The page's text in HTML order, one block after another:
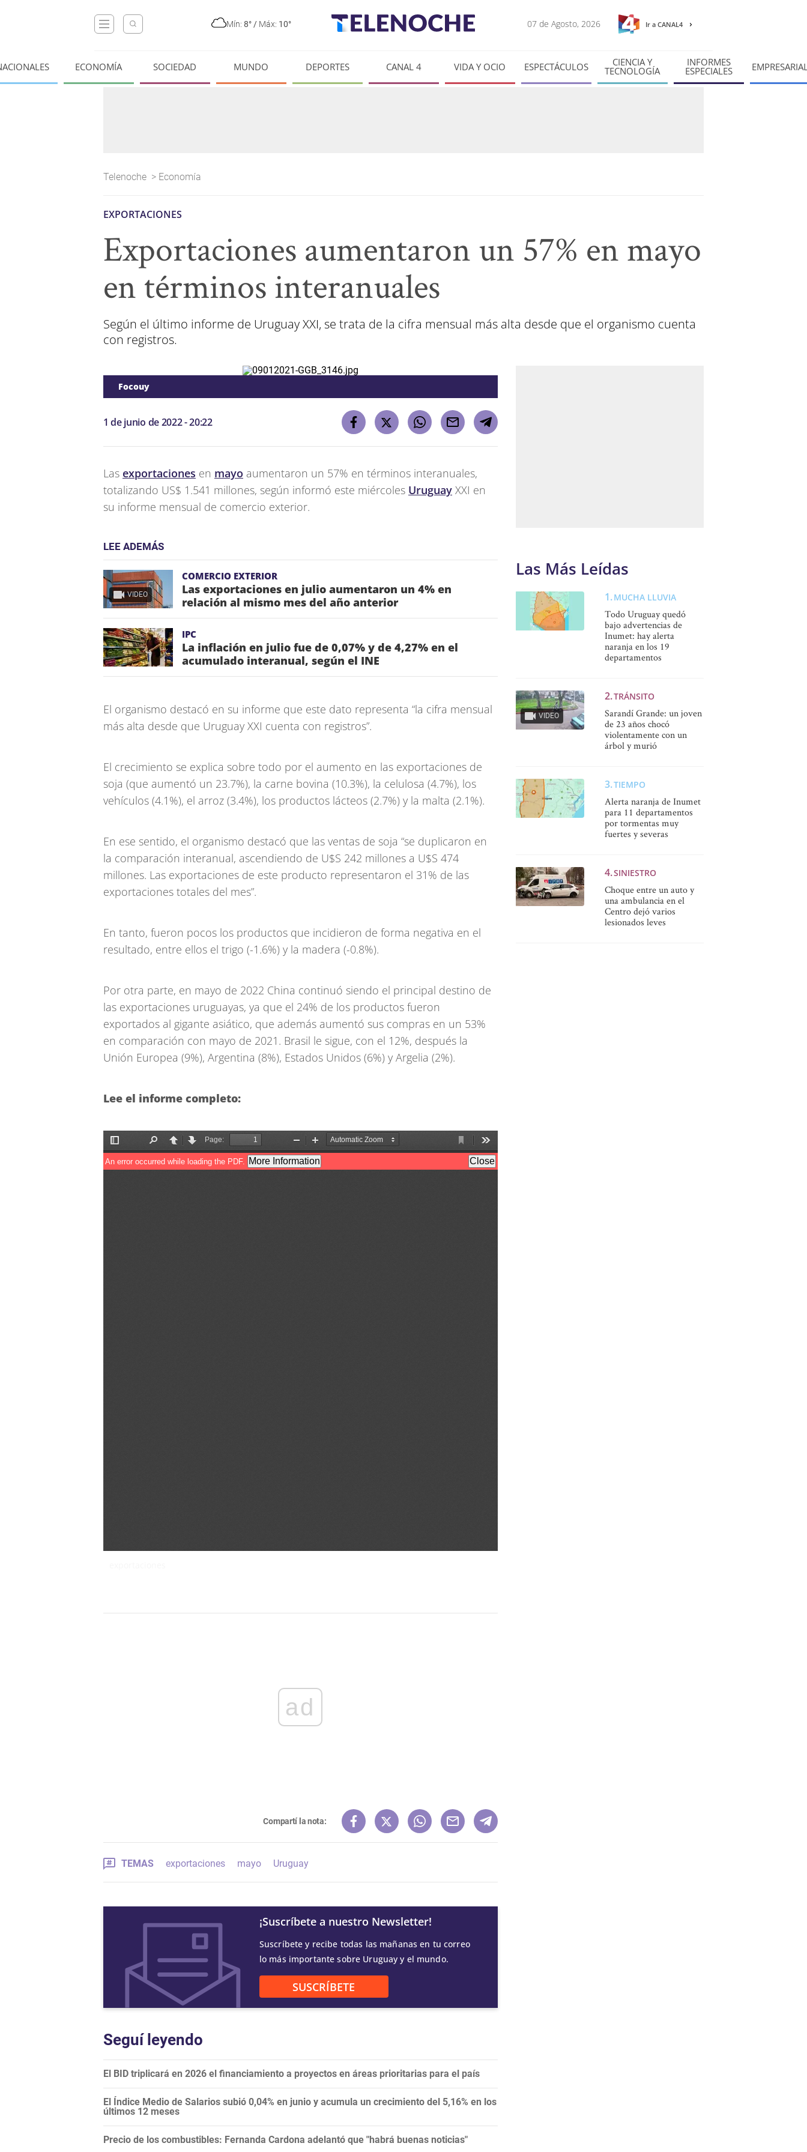
Mín: 8° / Máx: 10° 07 de Agosto, 2026 Ir a CANAL4
ECONOMÍA SOCIEDAD MUNDO DEPORTES CANAL 4 VIDA Y OCIO ESPECTÁCULOS CIENCIA Y
TECNOLOGÍA
INFORMES
ESPECIALES
Telenoche > Economía
EXPORTACIONES
Exportaciones aumentaron un 57% en mayo
en términos interanuales
Según el último informe de Uruguay XXI, se trata de la cifra mensual más alta desde que el organismo cuenta
con registros.
Focouy
1 de junio de 2022 - 20:22
Las exportaciones en mayo aumentaron un 57% en términos interanuales,
totalizando US$ 1.541 millones, según informó este miércoles Uruguay XXI en
su informe mensual de comercio exterior.
LEE ADEMÁS
VIDEO
COMERCIO EXTERIOR
Las exportaciones en julio aumentaron un 4% en
relación al mismo mes del año anterior
IPC
La inflación en julio fue de 0,07% y de 4,27% en el
acumulado interanual, según el INE
El organismo destacó en su informe que este dato representa “la cifra mensual
más alta desde que Uruguay XXI cuenta con registros”.
El crecimiento se explica sobre todo por el aumento en las exportaciones de
soja (que aumentó un 23.7%), la carne bovina (10.3%), la celulosa (4.7%), los
vehículos (4.1%), el arroz (3.4%), los productos lácteos (2.7%) y la malta (2.1%).
En ese sentido, el organismo destacó que las ventas de soja “se duplicaron en
la comparación interanual, ascendiendo de U$S 242 millones a U$S 474
millones. Las exportaciones de este producto representaron el 31% de las
exportaciones totales del mes”.
En tanto, fueron pocos los productos que incidieron de forma negativa en el
resultado, entre ellos el trigo (-1.6%) y la madera (-0.8%).
Por otra parte, en mayo de 2022 China continuó siendo el principal destino de
las exportaciones uruguayas, ya que el 24% de los productos fueron
exportados al gigante asiático, que además aumentó sus compras en un 53%
en comparación con mayo de 2021. Brasil le sigue, con el 12%, después la
Unión Europea (9%), Argentina (8%), Estados Unidos (6%) y Argelia (2%).
Lee el informe completo:
ad
Compartí la nota:
TEMAS exportaciones mayo Uruguay
¡Suscríbete a nuestro Newsletter!
Suscríbete y recibe todas las mañanas en tu correo
lo más importante sobre Uruguay y el mundo.
SUSCRÍBETE
Seguí leyendo
El BID triplicará en 2026 el financiamiento a proyectos en áreas prioritarias para el país
El Índice Medio de Salarios subió 0,04% en junio y acumula un crecimiento del 5,16% en los
últimos 12 meses
Precio de los combustibles: Fernanda Cardona adelantó que "habrá buenas noticias"
Las Más Leídas
MUCHA LLUVIA
Todo Uruguay quedó
bajo advertencias de
Inumet: hay alerta
naranja en los 19
departamentos
VIDEO
TRÁNSITO
Sarandí Grande: un joven
de 23 años chocó
violentamente con un
árbol y murió
TIEMPO
Alerta naranja de Inumet
para 11 departamentos
por tormentas muy
fuertes y severas
SINIESTRO
Choque entre un auto y
una ambulancia en el
Centro dejó varios
lesionados leves